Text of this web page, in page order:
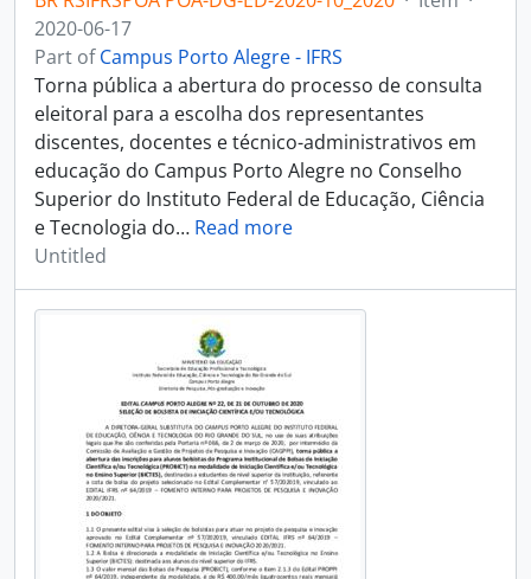
2020-06-17
Part ofCampus Porto Alegre - IFRS
Torna pública a abertura do processo de consulta
eleitoral para a escolha dos representantes
discentes, docentes e técnico-administrativos em
educação do Campus Porto Alegre no Conselho
Superior do Instituto Federal de Educação, Ciência
e Tecnologia do… Read more
Untitled